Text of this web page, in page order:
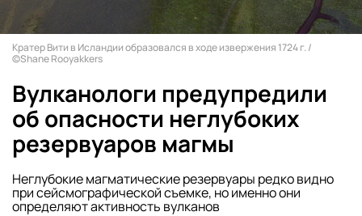
Кратер Вити в Исландии образовался в ходе извержения 1724 г. /
©Shane Rooyakkers
Вулканологи предупредили
об опасности неглубоких
резервуаров магмы
Неглубокие магматические резервуары редко видно
при сейсмографической съемке, но именно они
определяют активность вулканов